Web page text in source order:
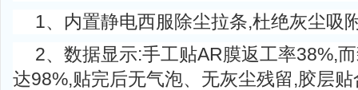
1、内置静电西服除尘拉条,杜绝灰尘吸
2、数据显示:手工贴AR膜返工率38%,
达98%,贴完后无气泡、无灰尘残留,胶层